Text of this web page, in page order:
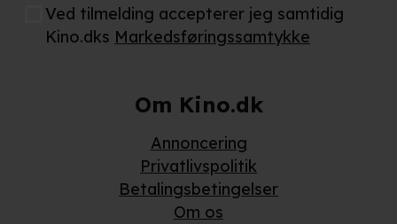
Ved tilmelding accepterer jeg samtidig
Kino.dks Markedsføringssamtykke
Om Kino.dk
Annoncering
Privatlivspolitik
Betalingsbetingelser
Om os